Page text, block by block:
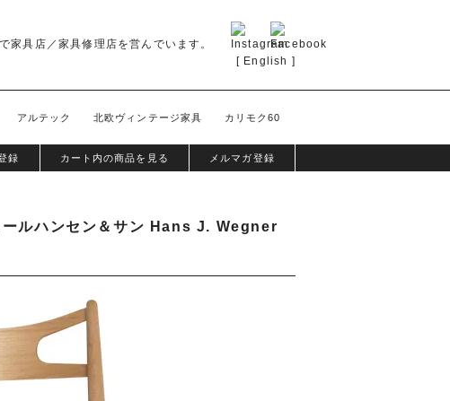
家具店／家具修理店を営んでいます。
[ English ]
アルテック 北欧ヴィンテージ家具 カリモク60
録 カート内の商品を見る メルマガ登録
ールハンセン＆サン Hans J. Wegner